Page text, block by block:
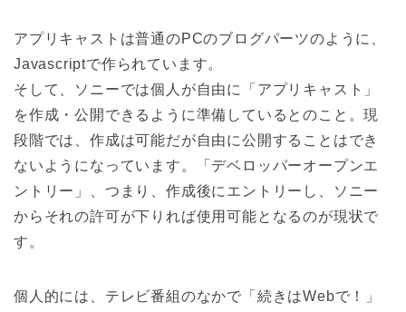
アプリキャストは普通のPCのブログパーツのように、
Javascriptで作られています。
そして、ソニーでは個人が自由に「アプリキャスト」
を作成・公開できるように準備しているとのこと。現
段階では、作成は可能だが自由に公開することはでき
ないようになっています。「デベロッパーオープンエ
ントリー」、つまり、作成後にエントリーし、ソニー
からそれの許可が下りれば使用可能となるのが現状で
す。
個人的には、テレビ番組のなかで「続きはWebで！」